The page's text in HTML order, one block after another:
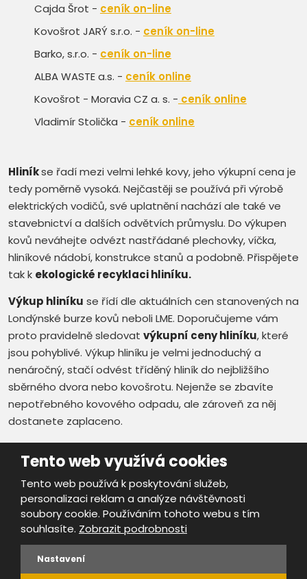
Cajda Šrot - ceník on-line
Kovošrot JARÝ s.r.o. - ceník on-line
Barko, s.r.o. - ceník on-line
ALBA WASTE a.s. - ceník online
Kovošrot - Moravia CZ a. s. - ceník online
Vladimír Stolička - ceník online
Hliníkse řadí mezi velmi lehké kovy, jeho výkupní cena je
tedy poměrně vysoká. Nejčastěji se používá při výrobě
elektrických vodičů, své uplatnění nachází ale také ve
stavebnictví a dalších odvětvích průmyslu. Do výkupen
kovů neváhejte odvézt nastřádané plechovky, víčka,
hliníkové nádobí, konstrukce stanů a podobně. Přispějete
tak k ekologické recyklaci hliníku.
Výkup hliníku se řídí dle aktuálních cen stanovených na
Londýnské burze kovů neboli LME. Doporučujeme vám
proto pravidelně sledovat výkupní ceny hliníku, které
jsou pohyblivé. Výkup hliníku je velmi jednoduchý a
nenáročný, stačí odvést tříděný hliník do nejbližšího
sběrného dvora nebo kovošrotu. Nejenže se zbavíte
nepotřebného kovového odpadu, ale zároveň za něj
dostanete zaplaceno.
Provozovatel portálu ŠROTY.cz je
Mapa stránek |Bezpečnost a ochrana osobních údajů
Podmínky použití
Tento web využívá cookies
Tento web používá k poskytování služeb,
personalizaci reklam a analýze návštěvnosti
soubory cookie. Používáním tohoto webu s tím
souhlasíte. Zobrazit podrobnosti
Nastavení